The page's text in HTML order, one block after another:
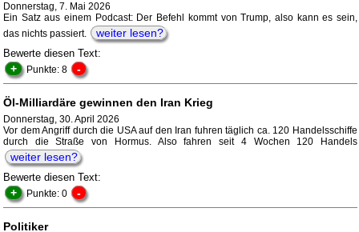
Donnerstag, 7. Mai 2026
Ein Satz aus einem Podcast: Der Befehl kommt von Trump, also kann es sein,
das nichts passiert.
weiter lesen?
Bewerte diesen Text:
+ Punkte: 8 -
Öl-Milliardäre gewinnen den Iran Krieg
Donnerstag, 30. April 2026
Vor dem Angriff durch die USA auf den Iran fuhren täglich ca. 120 Handelsschiffe
durch die Straße von Hormus. Also fahren seit 4 Wochen 120 Handels
weiter lesen?
Bewerte diesen Text:
+ Punkte: 0 -
Politiker